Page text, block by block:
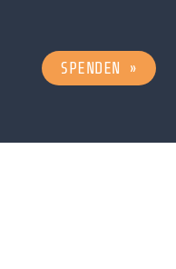
SPENDEN »